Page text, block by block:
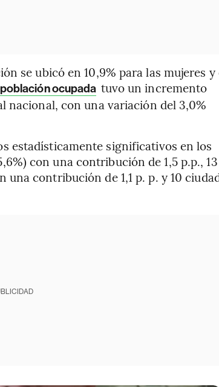
se ubicó en 10,9% para las mujeres y
población ocupada tuvo un incremento
nacional, con una variación del 3,0%
estadísticamente significativos en los
con una contribución de 1,5 p.p., 13
contribución de 1,1 p. p. y 10